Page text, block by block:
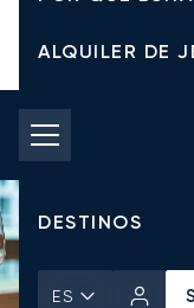
ALQUILER DE
TARIFAS DE
JETS PRIVADOS
DESTINOS
ES